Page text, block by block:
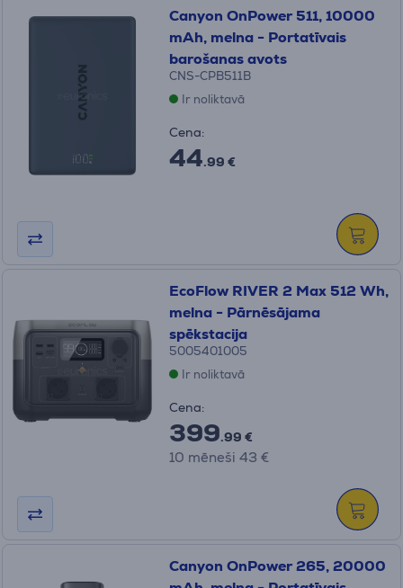
Canyon OnPower 511, 10000
mAh, melna - Portatīvais
barošanas avots
CNS-CPB511B
Ir noliktavā
Cena:
44.99 €
EcoFlow RIVER 2 Max 512 Wh,
melna - Pārnēsājama
spēkstacija
5005401005
Ir noliktavā
Cena:
399.99 €
10 mēneši 43 €
Canyon OnPower 265, 20000